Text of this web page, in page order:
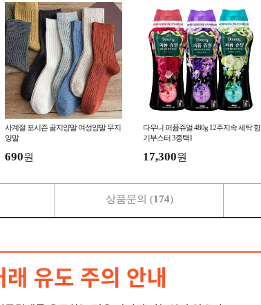
사계절 포시즌 골지양말 여성양말 무지
양말
690원
다우니 퍼퓸쥬얼 480g 12주지속 세탁 향
기부스터 3종택1
17,300원
상품문의 (174)